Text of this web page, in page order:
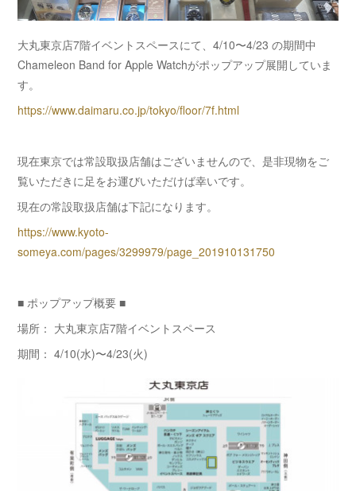
大丸東京店7階イベントスペースにて、4/10〜4/23 の期間中
Chameleon Band for Apple Watchがポップアップ展開していま
す。
https://www.daimaru.co.jp/tokyo/floor/7f.html
現在東京では常設取扱店舗はございませんので、是非現物をご
覧いただきに足をお運びいただけば幸いです。
現在の常設取扱店舗は下記になります。
https://www.kyoto-
someya.com/pages/3299979/page_201910131750
■ ポップアップ概要 ■
場所： 大丸東京店7階イベントスペース
期間： 4/10(水)〜4/23(火)